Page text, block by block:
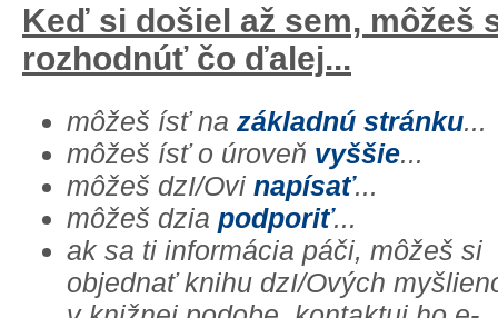
Keď si došiel až sem, môžeš
rozhodnúť čo ďalej...
môžeš ísť na základnú stránku...
môžeš ísť o úroveň vyššie...
môžeš dzI/Ovi napísať...
môžeš dzia podporiť...
ak sa ti informácia páči, môžeš si
objednať knihu dzI/Ových